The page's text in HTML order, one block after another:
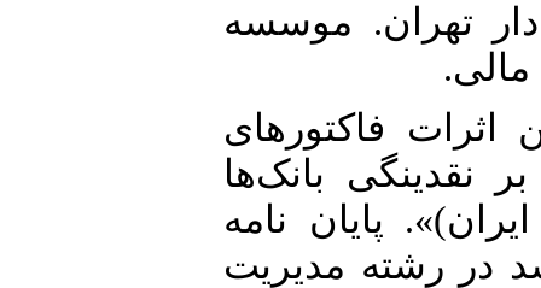
تهران. موسسه
(1396). «تعیین اثرات فاکتورهای
نقدینگی بانک‌ها
پایان نامه
در رشته مدیریت